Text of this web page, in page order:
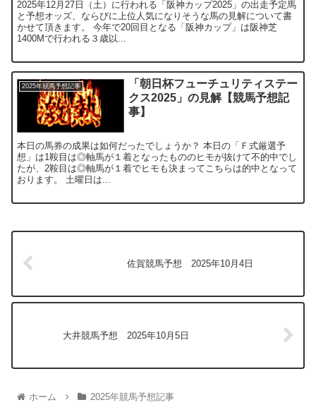
2025年競馬予想記事
「朝日杯フューチュリティステー
クス2025」の見解【競馬予想記
事】
本日の馬券の成果は如何だったでしょうか？ 本日の「Ｆ式厳選予
想」は1鞍目は◎軸馬が１着となったもののヒモが抜けて不的中でし
たが、2鞍目は◎軸馬が１着でヒモも決まってこちらは的中となって
おります。 土曜日は...
佐賀競馬予想 2025年10月4日